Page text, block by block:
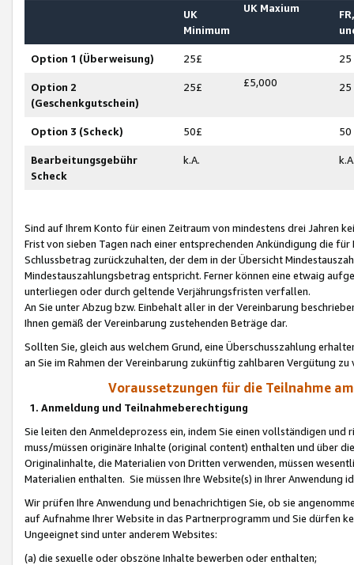
UK
Minimum
UK Maxium
Option 1 (Überweisung) 25£ 25
Option 2
(Geschenkgutschein)
25£ £5,000 25
Option 3 (Scheck) 50£ 50
Bearbeitungsgebühr
Scheck
k.A.
Sind auf Ihrem Konto für einen Zeitraum von mindestens drei Jahren
Frist von sieben Tagen nach einer entsprechenden Ankündigung die
Schlussbetrag zurückzuhalten, der dem in der Übersicht
Mindestauszahlungsbetrag entspricht. Ferner können eine etwaig
unterliegen oder durch geltende Verjährungsfristen verfallen.
An Sie unter Abzug bzw. Einbehalt aller in der Vereinbarung
Ihnen gemäß der Vereinbarung zustehenden Beträge dar.
Sollten Sie, gleich aus welchem Grund, eine Überschusszahlung
an Sie im Rahmen der Vereinbarung zukünftig zahlbaren Vergütung zu
Voraussetzungen für die Teilnahme
1. Anmeldung und Teilnahmeberechtigung
Sie leiten den Anmeldeprozess ein, indem Sie einen vollständigen
muss/müssen originäre Inhalte (original content) enthalten und über
Originalinhalte, die Materialien von Dritten verwenden, müssen
Materialien enthalten. Sie müssen Ihre Website(s) in Ihrer Anwendung
Wir prüfen Ihre Anwendung und benachrichtigen Sie, ob sie
auf Aufnahme Ihrer Website in das Partnerprogramm und Sie dürfen
Ungeeignet sind unter anderem Websites:
(a) die sexuelle oder obszöne Inhalte bewerben oder enthalten;